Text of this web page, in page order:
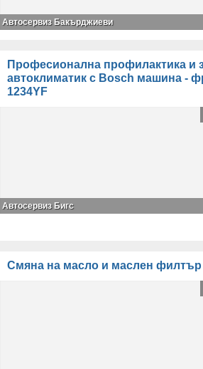
Автосервиз Бакърджиеви
Професионална профилактика и
автоклиматик с Bosch машина -
1234YF
Автосервиз Бигс
Смяна на масло и маслен